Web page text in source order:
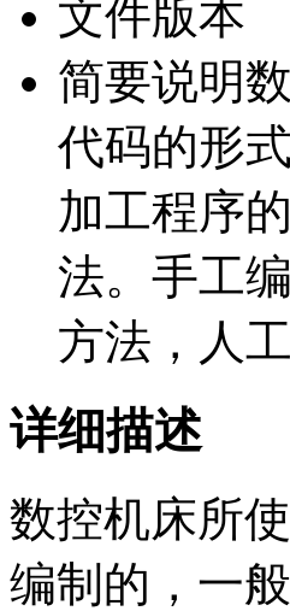
文件版本
简要说明
代码的形
加工程序
法。手工
方法，人
详细描述
数控机床所
编制的，一